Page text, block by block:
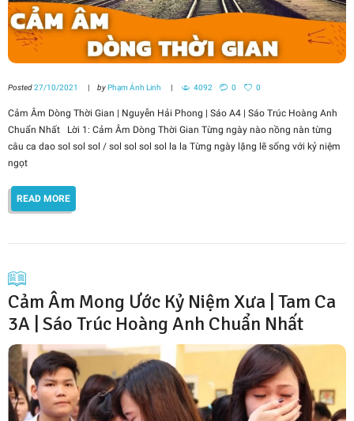
Posted27/10/2021 by Phạm Ánh Linh 4092 0 0
Cảm Âm Dòng Thời Gian | Nguyễn Hải Phong | Sáo A4 | Sáo Trúc Hoàng Anh
Chuẩn Nhất Lời 1: Cảm Âm Dòng Thời Gian Từng ngày nào nồng nàn từng
câu ca dao sol sol sol / sol sol sol sol la la Từng ngày lặng lẽ sống với kỷ niệm
ngọt
READ MORE
Cảm Âm Mong Ước Kỷ Niệm Xưa | Tam Ca
3A | Sáo Trúc Hoàng Anh Chuẩn Nhất